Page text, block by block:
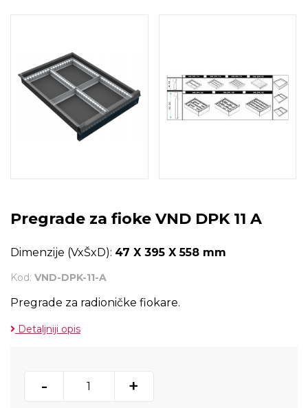
Pregrade za fioke VND DPK 11 A
Dimenzije (VxŠxD): 47 X 395 X 558 mm
Kod: VND-DPK-11-A
Pregrade za radioničke fiokare.
Detaljniji opis
- +